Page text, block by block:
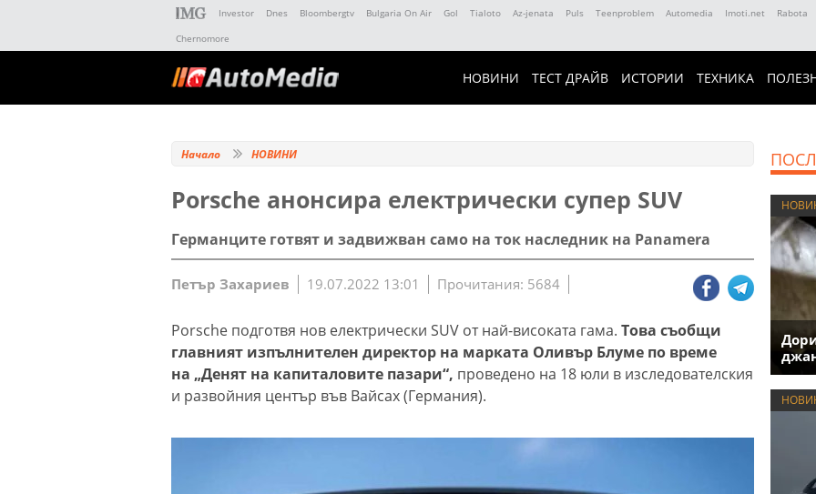
Investor Dnes Bloombergtv Bulgaria On Air Gol Tialoto Az-jenata Puls Teenproblem Automedia Imoti.net Rabota
Chernomore
НОВИНИ ТЕСТ ДРАЙВ ИСТОРИИ ТЕХНИКА
Начало НОВИНИ
Porsche анонсира електрически супер SUV
Германците готвят и задвижван само на ток наследник на Panamera
Петър Захариев 19.07.2022 13:01 Прочитания: 5684
Porsche подготвя нов електрически SUV от най-високата гама. Това съобщи
главният изпълнителен директор на марката Оливър Блуме по време
на „Денят на капиталовите пазари“, проведено на 18 юли в изследователския
и развойния център във Вайсах (Германия).